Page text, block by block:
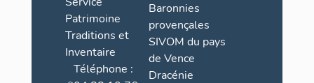
Patrimoine
Traditions et
Inventaire
Téléphone :
Baronnies
provençales
SIVOM du pays
de Vence
Dracénie